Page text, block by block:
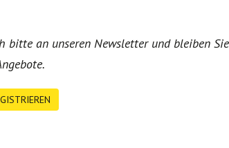
bitte an unseren Newsletter und bleiben